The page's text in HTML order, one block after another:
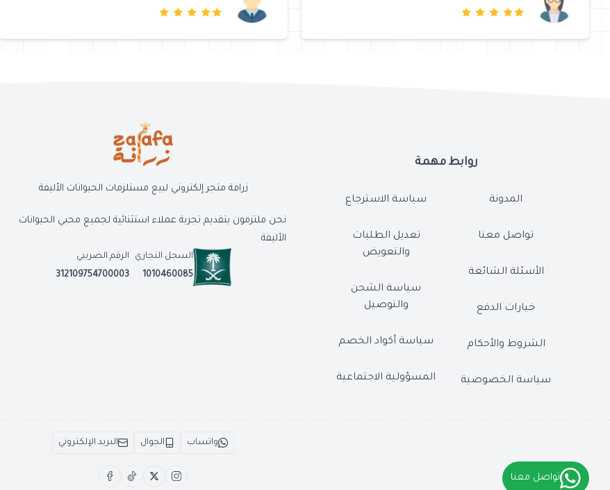
روابط مهمة
المدونة
تواصل معنا
الأسئلة الشائعة
خيارات الدفع
الشروط والأحكام
سياسة الخصوصية
سياسة الاسترجاع
تعديل الطلبات
والتعويض
سياسة الشحن
والتوصيل
سياسة أكواد الخصم
المسؤولية الاجتماعية
زرافة متجر إلكتروني لبيع مستلزمات الحيوانات الأليفة
نحن ملتزمون بتقديم تجربة عملاء استثنائية لجميع محبي الحيوانات
الأليفة
السجل التجاري
1010460085
الرقم الضريبي
312109754700003
واتساب الجوال البريد الإلكتروني
تواصل معنا